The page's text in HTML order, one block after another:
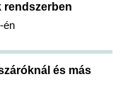
rendszerben
én
és más